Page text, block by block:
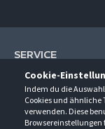
Cookie-
Indem du die
Cookies und
verwenden. Diese
SERVICE
Hilfe und
Fragen und
Kontakt
UNTERNEHMEN
Über uns
KONTAKT